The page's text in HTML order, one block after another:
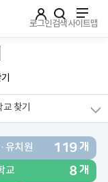
로그인검색사이트맵
찾기
유치원 119 개
교 8개